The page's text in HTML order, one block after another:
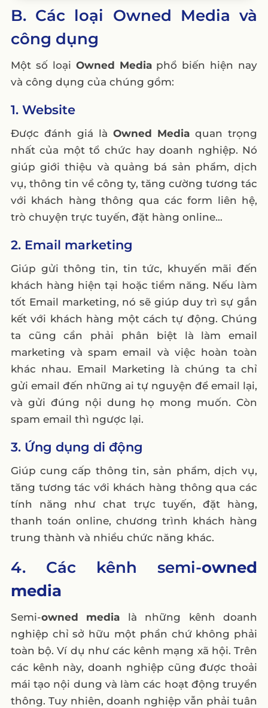
Earned Media và Owned Media trong chiến
lược marketing?
5. Sự khác biệt giữa Paid Media, Owned
Media và Earned Media là gì?
B. Các loại Owned Media và
công dụng
Một số loại Owned Mediaphổ biến hiện nay
và công dụng của chúng gồm:
1. Website
Được đánh giá làOwned Media quan trọng
nhất của một tổ chức hay doanh nghiệp. Nó
giúp giới thiệu và quảng bá sản phẩm, dịch
vụ, thông tin về công ty, tăng cường tương tác
với khách hàng thông qua các form liên hệ,
trò chuyện trực tuyến, đặt hàng online…
2. Email marketing
Giúp gửi thông tin, tin tức, khuyến mãi đến
khách hàng hiện tại hoặc tiềm năng. Nếu làm
tốt Email marketing, nó sẽ giúp duy trì sự gắn
kết với khách hàng một cách tự động. Chúng
ta cũng cần phải phân biệt là làm email
marketing và spam email và việc hoàn toàn
khác nhau. Email Marketing là chúng ta chỉ
gửi email đến những ai tự nguyện để email lại,
và gửi đúng nội dung họ mong muốn. Còn
spam email thì ngược lại.
3. Ứng dụng di động
Giúp cung cấp thông tin, sản phẩm, dịch vụ,
tăng tương tác với khách hàng thông qua các
tính năng như chat trực tuyến, đặt hàng,
thanh toán online, chương trình khách hàng
trung thành và nhiều chức năng khác.
4. Các kênh semi-owned
media
Semi-owned media là những kênh doanh
nghiệp chỉ sở hữu một phần chứ không phải
toàn bộ. Ví dụ như các kênh mạng xã hội. Trên
các kênh này, doanh nghiệp cũng được thoải
mái tạo nội dung và làm các hoạt động truyền
thông. Tuy nhiên, doanh nghiệp vẫn phải tuân